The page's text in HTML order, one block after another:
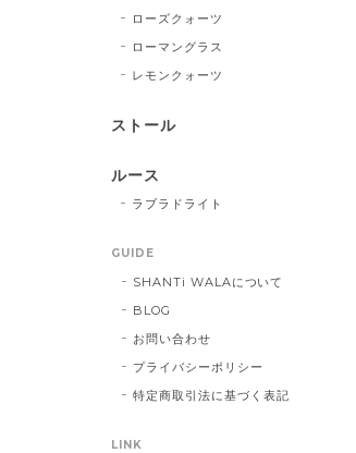
ローズクォーツ
ローマングラス
レモンクォーツ
ストール
ルース
ラブラドライト
GUIDE
SHANTi WALAについて
BLOG
お問い合わせ
プライバシーポリシー
特定商取引法に基づく表記
LINK